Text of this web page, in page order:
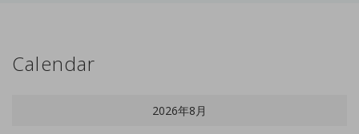
Calendar
2026年8月